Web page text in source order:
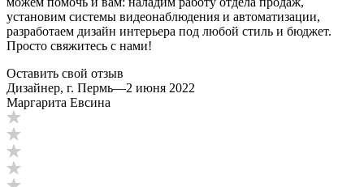
установим системы видеонаблюдения и автоматизации,
разработаем дизайн интерьера под любой стиль и бюджет.
Просто свяжитесь с нами!
Оставить свой отзыв
Дизайнер, г. Пермь—2 июня 2022
Маргарита Евсина